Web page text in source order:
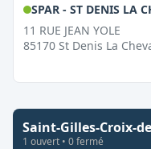
SPAR - ST DENIS LA
11 RUE JEAN YOLE
85170 St Denis La
Saint-Gilles-Croix-
1 ouvert • 0fermé